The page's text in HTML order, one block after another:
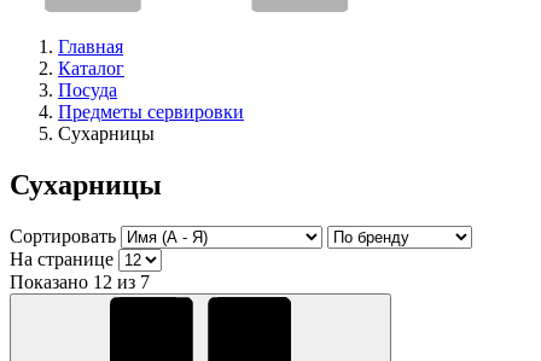
Главная
Каталог
Посуда
Предметы сервировки
Сухарницы
Сухарницы
Сортировать
На странице
Показано 12 из 7